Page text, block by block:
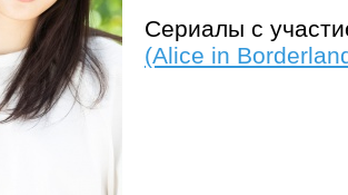
Сериалы с
(Alice in